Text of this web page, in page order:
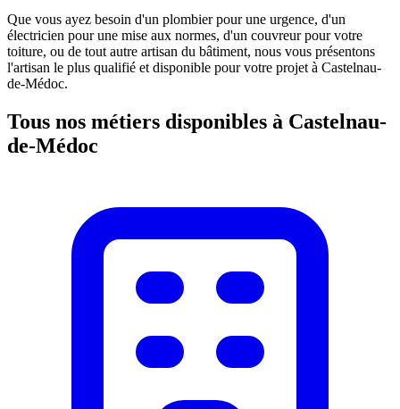
Que vous ayez besoin d'un plombier pour une urgence, d'un
électricien pour une mise aux normes, d'un couvreur pour votre
toiture, ou de tout autre artisan du bâtiment, nous vous présentons
l'artisan le plus qualifié et disponible pour votre projet à Castelnau-
de-Médoc.
Tous nos métiers disponibles à Castelnau-
de-Médoc